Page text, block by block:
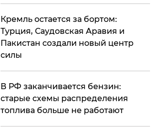
​Кремль остается за бортом:
Турция, Саудовская Аравия и
Пакистан создали новый центр
силы
​В РФ заканчивается бензин:
старые схемы распределения
топлива больше не работают